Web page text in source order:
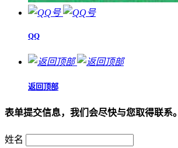
QQ
返回顶部
表单提交信息，我们会尽快与您取得联系。
姓名